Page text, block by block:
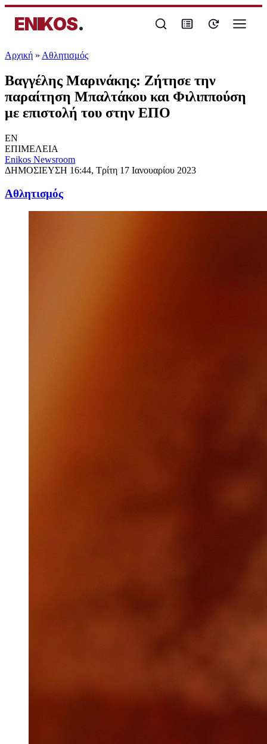
ENIKOS.
Αρχική » Αθλητισμός
Βαγγέλης Μαρινάκης: Ζήτησε την
παραίτηση Μπαλτάκου και Φιλιππούση
με επιστολή του στην ΕΠΟ
EN
ΕΠΙΜΕΛΕΙΑ
Enikos Newsroom
ΔΗΜΟΣΙΕΥΣΗ 16:44, Τρίτη 17 Ιανουαρίου 2023
Αθλητισμός